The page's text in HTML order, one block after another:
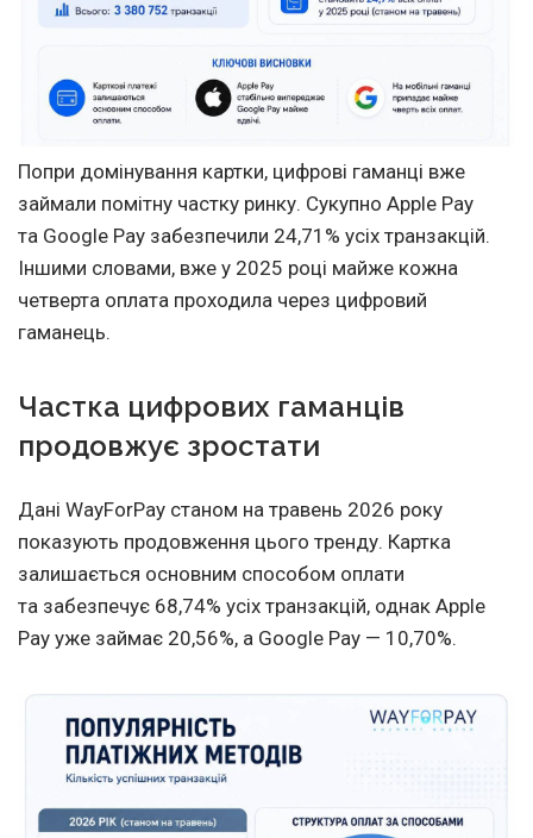
Попри домінування картки, цифрові гаманці вже
займали помітну частку ринку. Сукупно Apple Pay
та Google Pay забезпечили 24,71% усіх транзакцій.
Іншими словами, вже у 2025 році майже кожна
четверта оплата проходила через цифровий
гаманець.
Частка цифрових гаманців
продовжує зростати
Дані WayForPay станом на травень 2026 року
показують продовження цього тренду. Картка
залишається основним способом оплати
та забезпечує 68,74% усіх транзакцій, однак Apple
Pay уже займає 20,56%, а Google Pay — 10,70%.